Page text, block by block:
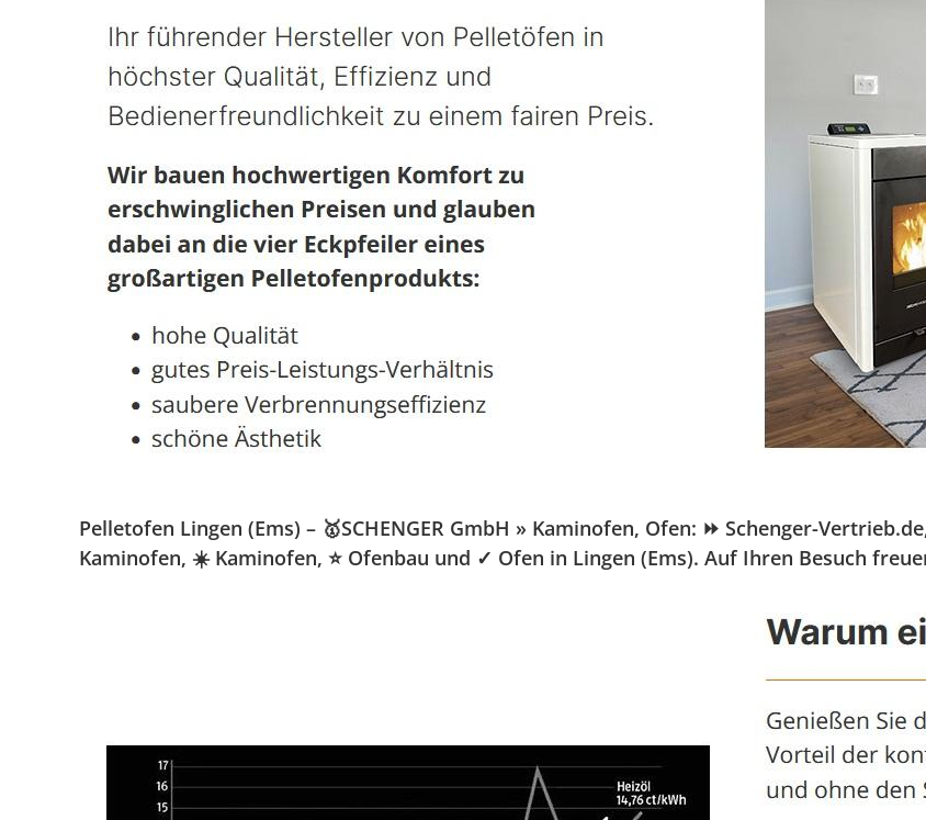
Pelletofen Lingen (Ems) – 🥇SCHENGER GmbH » Kaminofen, Ofen: ⏩ Schenger-
Kaminofen, ☀️ Kaminofen, ⭐ Ofenbau und ✓ Ofen in Lingen (Ems). Auf Ihren Besuch